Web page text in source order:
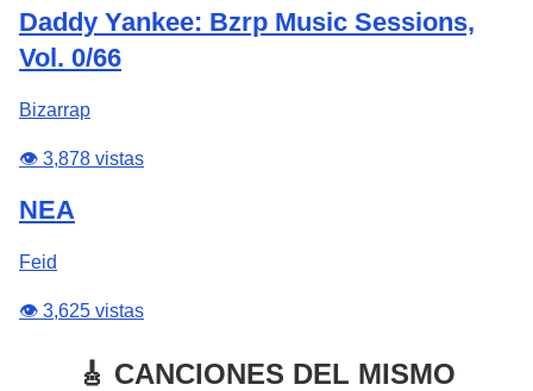
Daddy Yankee: Bzrp Music Sessions,
Vol. 0/66
Bizarrap
👁️ 3,878 vistas
NEA
Feid
👁️ 3,625 vistas
🎸 CANCIONES DEL MISMO